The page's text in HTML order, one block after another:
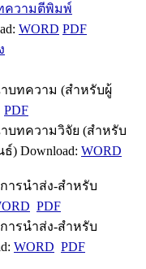
ความตีพิมพ์
WORD PDF
บทความ (สำหรับผู้
PDF
บทความวิจัย (สำหรับ
) Download: WORD
ารนำส่ง-สำหรับ
PDF
ารนำส่ง-สำหรับ
WORD PDF